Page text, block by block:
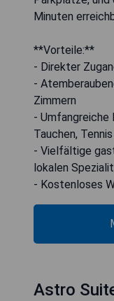
Minuten
**Vorteile:**
- Direkter
-
Zimmern
- Umfangreiche
Tauchen,
- Vielfältige
lokalen
- Kostenloses
Astro